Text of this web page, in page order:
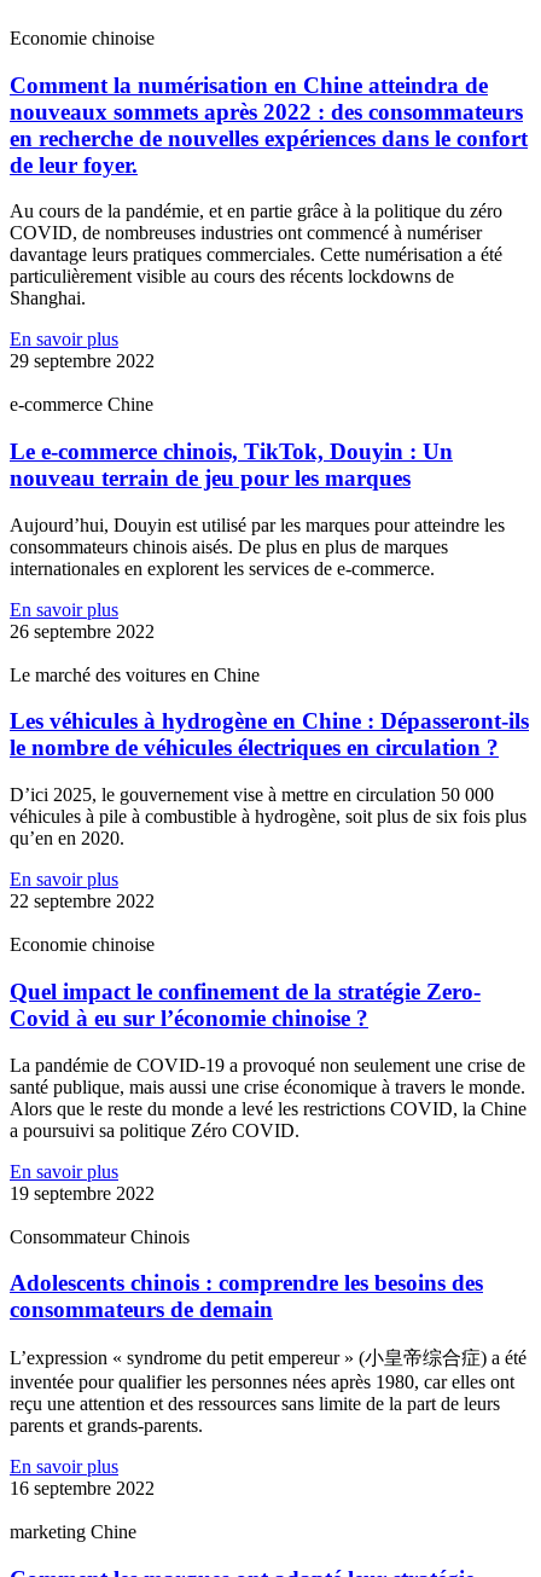
Economie chinoise
Comment la numérisation en Chine atteindra de
nouveaux sommets après 2022 : des consommateurs
en recherche de nouvelles expériences dans le confort
de leur foyer.
Au cours de la pandémie, et en partie grâce à la politique du zéro
COVID, de nombreuses industries ont commencé à numériser
davantage leurs pratiques commerciales. Cette numérisation a été
particulièrement visible au cours des récents lockdowns de
Shanghai.
En savoir plus
29 septembre 2022
e-commerce Chine
Le e-commerce chinois, TikTok, Douyin : Un
nouveau terrain de jeu pour les marques
Aujourd’hui, Douyin est utilisé par les marques pour atteindre les
consommateurs chinois aisés. De plus en plus de marques
internationales en explorent les services de e-commerce.
En savoir plus
26 septembre 2022
Le marché des voitures en Chine
Les véhicules à hydrogène en Chine : Dépasseront-ils
le nombre de véhicules électriques en circulation ?
D’ici 2025, le gouvernement vise à mettre en circulation 50 000
véhicules à pile à combustible à hydrogène, soit plus de six fois plus
qu’en en 2020.
En savoir plus
22 septembre 2022
Economie chinoise
Quel impact le confinement de la stratégie Zero-
Covid à eu sur l’économie chinoise ?
La pandémie de COVID-19 a provoqué non seulement une crise de
santé publique, mais aussi une crise économique à travers le monde.
Alors que le reste du monde a levé les restrictions COVID, la Chine
a poursuivi sa politique Zéro COVID.
En savoir plus
19 septembre 2022
Consommateur Chinois
Adolescents chinois : comprendre les besoins des
consommateurs de demain
L’expression « syndrome du petit empereur » (小皇帝综合症) a été
inventée pour qualifier les personnes nées après 1980, car elles ont
reçu une attention et des ressources sans limite de la part de leurs
parents et grands-parents.
En savoir plus
16 septembre 2022
marketing Chine